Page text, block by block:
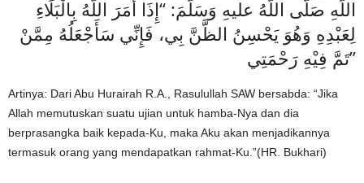
اللَّهِ صَلَّى اللَّهُ عليهِ وَسَلَّمَ: “إِذَا أَمَرَ اللَّهُ بِالْبَلَاءِ
لِعَبْدِهِ وَهُوَ يَحْسِنُ الظَّنَّ بِي، فَإِنِّي سَأَجْعَلُهُ مِمَّنْ
تَمَّ فِيْهِ رَحْمَتِي”
Artinya: Dari Abu Hurairah R.A., Rasulullah SAW bersabda: “Jika
Allah memutuskan suatu ujian untuk hamba-Nya dan dia
berprasangka baik kepada-Ku, maka Aku akan menjadikannya
termasuk orang yang mendapatkan rahmat-Ku.”(HR. Bukhari)